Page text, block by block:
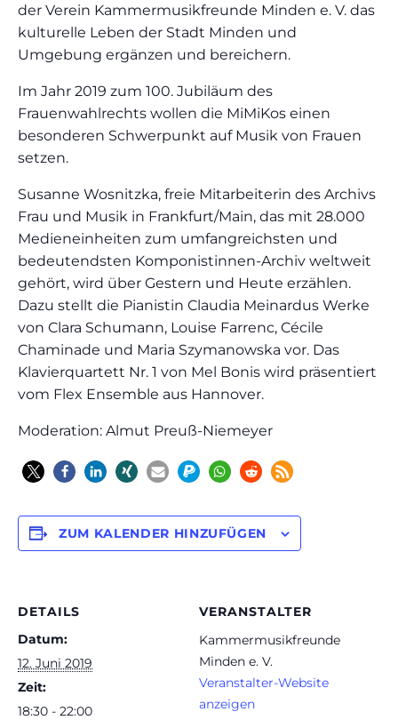
der Verein Kammermusikfreunde Minden e. V. das
kulturelle Leben der Stadt Minden und
Umgebung ergänzen und bereichern.
Im Jahr 2019 zum 100. Jubiläum des
Frauenwahlrechts wollen die MiMiKos einen
besonderen Schwerpunkt auf Musik von Frauen
setzen.
Susanne Wosnitzka, freie Mitarbeiterin des Archivs
Frau und Musik in Frankfurt/Main, das mit 28.000
Medieneinheiten zum umfangreichsten und
bedeutendsten Komponistinnen-Archiv weltweit
gehört, wird über Gestern und Heute erzählen.
Dazu stellt die Pianistin Claudia Meinardus Werke
von Clara Schumann, Louise Farrenc, Cécile
Chaminade und Maria Szymanowska vor. Das
Klavierquartett Nr. 1 von Mel Bonis wird präsentiert
vom Flex Ensemble aus Hannover.
Moderation: Almut Preuß-Niemeyer
ZUM KALENDER HINZUFÜGEN
DETAILS
Datum:
12. Juni 2019
Zeit:
18:30 - 22:00
VERANSTALTER
Kammermusikfreunde
Minden e. V.
Veranstalter-Website
anzeigen